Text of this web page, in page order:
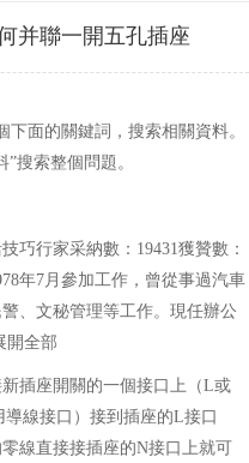
并聯一開五孔插座
面的關鍵詞，搜索相關資料。
搜索整個問題。
行家采納數：19431獲贊數：
年7月參加工作，曾從事過汽車
、文秘管理等工作。現任辦公
開全部
座開關的一個接口上（L或
導線接口）接到插座的L接口
零線直接接插座的N接口上就可